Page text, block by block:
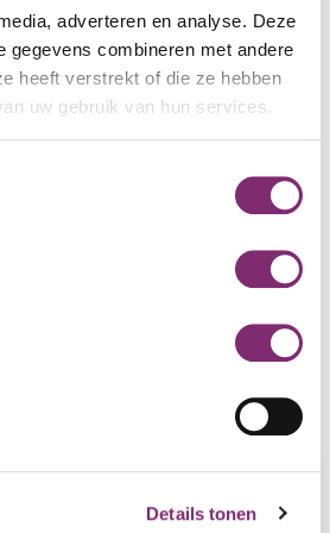
adverteren en analyse. Deze
gegevens combineren met andere
heeft verstrekt of die ze hebben
uw gebruik van hun services.
Details tonen
Met onze allround services
als geen ander. Deel met ons uw
gezamelijke creatie?